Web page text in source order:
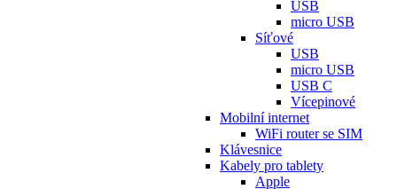
USB
micro USB
Síťové
USB
micro USB
USB C
Vícepinové
Mobilní internet
WiFi router se SIM
Klávesnice
Kabely pro tablety
Apple